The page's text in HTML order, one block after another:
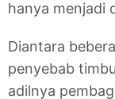
hanya menjadi
Diantara
penyebab
adilnya